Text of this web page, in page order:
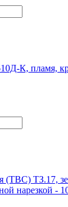
К, пламя,
(ТВС) ТЗ.17,
нарезкой -